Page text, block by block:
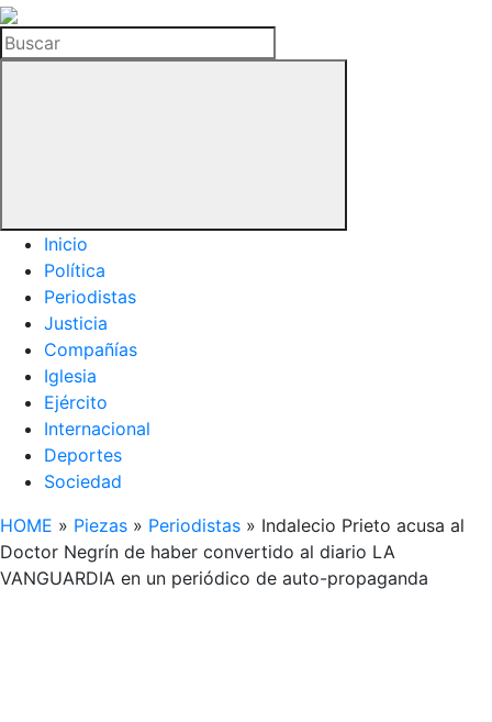
La
Hemeroteca
del
Buscar
Inicio
Política
Periodistas
Justicia
Compañías
Iglesia
Ejército
Internacional
Deportes
Sociedad
HOME » Piezas » Periodistas » Indalecio Prieto acusa al
Doctor Negrín de haber convertido al diario LA
VANGUARDIA en un periódico de auto-propaganda